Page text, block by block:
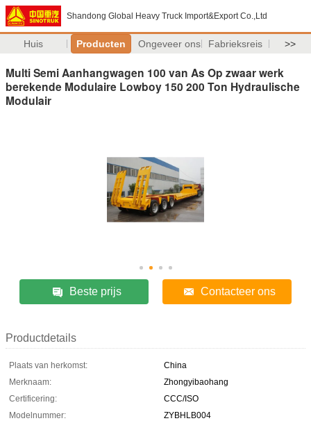
Shandong Global Heavy Truck Import&Export Co.,Ltd
Huis Producten Ongeveer ons Fabrieksreis >>
Multi Semi Aanhangwagen 100 van As Op zwaar werk
berekende Modulaire Lowboy 150 200 Ton Hydraulische
Modulair
Beste prijs Contacteer ons
Productdetails
Plaats van herkomst:
China
Merknaam:
Zhongyibaohang
Certificering:
CCC/ISO
Modelnummer:
ZYBHLB004